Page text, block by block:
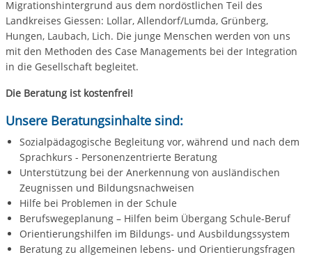
Migrationshintergrund aus dem nordöstlichen Teil des
Landkreises Giessen: Lollar, Allendorf/Lumda, Grünberg,
Hungen, Laubach, Lich. Die junge Menschen werden von uns
mit den Methoden des Case Managements bei der Integration
in die Gesellschaft begleitet.
Die Beratung ist kostenfrei!
Unsere Beratungsinhalte sind:
Sozialpädagogische Begleitung vor, während und nach dem
Sprachkurs - Personenzentrierte Beratung
Unterstützung bei der Anerkennung von ausländischen
Zeugnissen und Bildungsnachweisen
Hilfe bei Problemen in der Schule
Berufswegeplanung – Hilfen beim Übergang Schule-Beruf
Orientierungshilfen im Bildungs- und Ausbildungssystem
Beratung zu allgemeinen lebens- und Orientierungsfragen